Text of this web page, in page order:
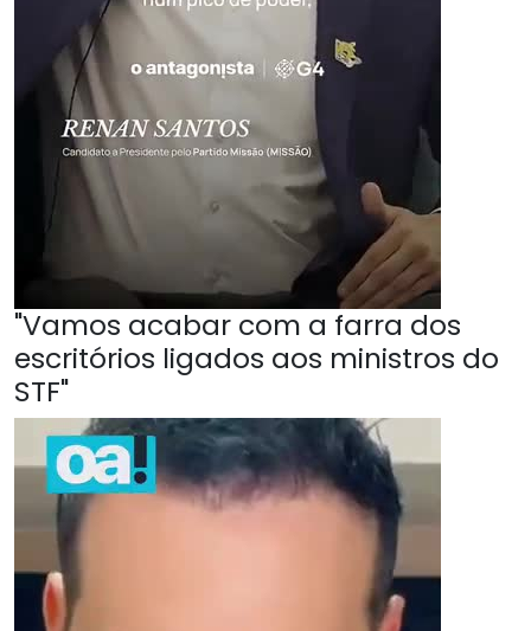
"Vamos acabar com a farra dos
escritórios ligados aos ministros do
STF"